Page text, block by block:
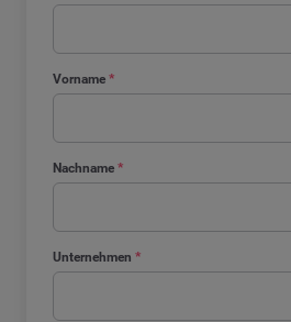
Vorname *
Nachname *
Unternehmen *